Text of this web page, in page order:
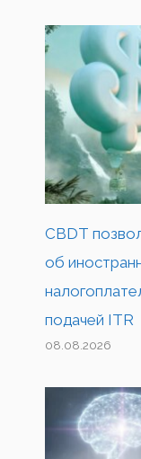
CBDT
об
подачей ITR
08.08.2026